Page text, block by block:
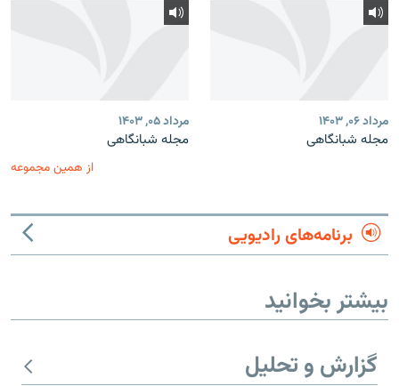
مرداد ۰۶, ۱۴۰۳
مجله شبانگاهی
مرداد ۰۵, ۱۴۰۳
مجله شبانگاهی
از همین مجموعه
برنامه‌های رادیویی
بیشتر بخوانید
گزارش و تحلیل